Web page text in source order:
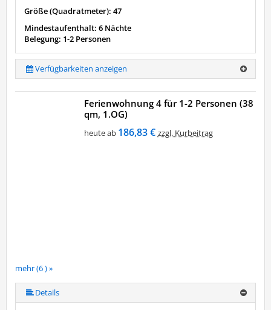
Größe (Quadratmeter): 47
Mindestaufenthalt: 6 Nächte
Belegung: 1-2 Personen
Verfügbarkeiten anzeigen
mehr (6 ) »
mehr (6 ) »
mehr (6 ) »
Ferienwohnung 4 für 1-2 Personen (38
qm, 1.OG)
heute ab 186,83 € zzgl. Kurbeitrag
Details